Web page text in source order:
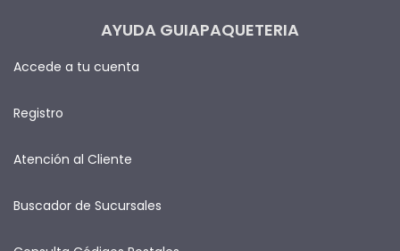
AYUDA GUIAPAQUETERIA
Accede a tu cuenta
Registro
Atención al Cliente
Buscador de Sucursales